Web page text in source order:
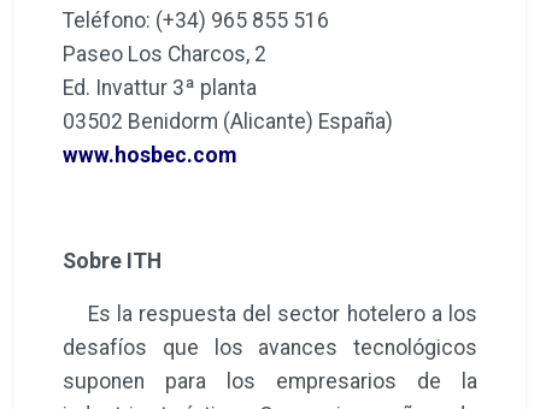
Teléfono: (+34) 965 855 516
Paseo Los Charcos, 2
Ed. Invattur 3ª planta
03502 Benidorm (Alicante) España)
www.hosbec.com
Sobre ITH
Es la respuesta del sector hotelero a los
desafíos que los avances tecnológicos
suponen para los empresarios de la